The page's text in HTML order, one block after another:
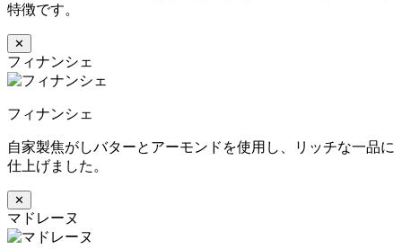
特徴です。
✕
フィナンシェ
フィナンシェ
自家製焦がしバターとアーモンドを使用し、リッチな一品に
仕上げました。
✕
マドレーヌ